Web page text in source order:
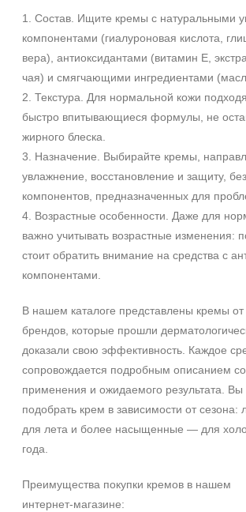
1. Состав. Ищите кремы с натуральными
компонентами (гиалуроновая кислота,
вера), антиоксидантами (витамин E,
чая) и смягчающими ингредиентами
2. Текстура. Для нормальной кожи
быстро впитывающиеся формулы, не
жирного блеска.
3. Назначение. Выбирайте кремы,
увлажнение, восстановление и защиту,
компонентов, предназначенных для
4. Возрастные особенности. Даже для
важно учитывать возрастные изменения:
стоит обратить внимание на средства с
компонентами.
В нашем каталоге представлены кремы
брендов, которые прошли
доказали свою эффективность. Каждое
сопровождается подробным описанием
применения и ожидаемого результата.
подобрать крем в зависимости от сезона:
для лета и более насыщенные — для
года.
Преимущества покупки кремов в нашем
интернет‑магазине: